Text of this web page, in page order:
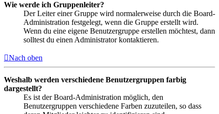
Wie werde ich Gruppenleiter?
Der Leiter einer Gruppe wird normalerweise durch die Board-
Administration festgelegt, wenn die Gruppe erstellt wird.
Wenn du eine eigene Benutzergruppe erstellen möchtest, dann
solltest du einen Administrator kontaktieren.
Nach oben
Weshalb werden verschiedene Benutzergruppen farbig
dargestellt?
Es ist der Board-Administration möglich, den
Benutzergruppen verschiedene Farben zuzuteilen, so dass